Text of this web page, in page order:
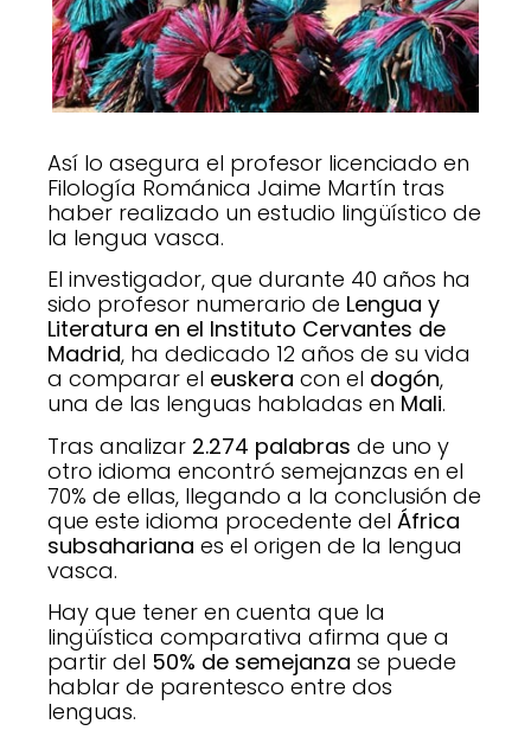
Así lo asegura el profesor licenciado en
Filología Románica Jaime Martín tras
haber realizado un estudio lingüístico de
la lengua vasca.
El investigador, que durante 40 años ha
sido profesor numerario de Lengua y
Literatura en el Instituto Cervantes de
Madrid, ha dedicado 12 años de su vida
a comparar el euskera con el dogón,
una de las lenguas habladas en Mali.
Tras analizar 2.274 palabras de uno y
otro idioma encontró semejanzas en el
70% de ellas, llegando a la conclusión de
que este idioma procedente del África
subsahariana es el origen de la lengua
vasca.
Hay que tener en cuenta que la
lingüística comparativa afirma que a
partir del 50% de semejanza se puede
hablar de parentesco entre dos
lenguas.